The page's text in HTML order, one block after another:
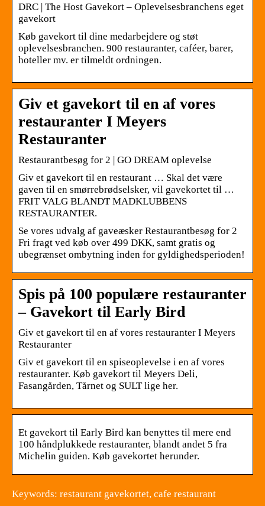
DRC | The Host Gavekort – Oplevelsesbranchens eget
gavekort
Køb gavekort til dine medarbejdere og støt
oplevelsesbranchen. 900 restauranter, caféer, barer,
hoteller mv. er tilmeldt ordningen.
Giv et gavekort til en af vores
restauranter I Meyers
Restauranter
Restaurantbesøg for 2 | GO DREAM oplevelse
Giv et gavekort til en restaurant … Skal det være
gaven til en smørrebrødselsker, vil gavekortet til …
FRIT VALG BLANDT MADKLUBBENS
RESTAURANTER.
Se vores udvalg af gaveæsker Restaurantbesøg for 2
Fri fragt ved køb over 499 DKK, samt gratis og
ubegrænset ombytning inden for gyldighedsperioden!
Spis på 100 populære restauranter
– Gavekort til Early Bird
Giv et gavekort til en af vores restauranter I Meyers
Restauranter
Giv et gavekort til en spiseoplevelse i en af vores
restauranter. Køb gavekort til Meyers Deli,
Fasangården, Tårnet og SULT lige her.
Et gavekort til Early Bird kan benyttes til mere end
100 håndplukkede restauranter, blandt andet 5 fra
Michelin guiden. Køb gavekortet herunder.
Keywords: restaurant gavekortet, cafe restaurant